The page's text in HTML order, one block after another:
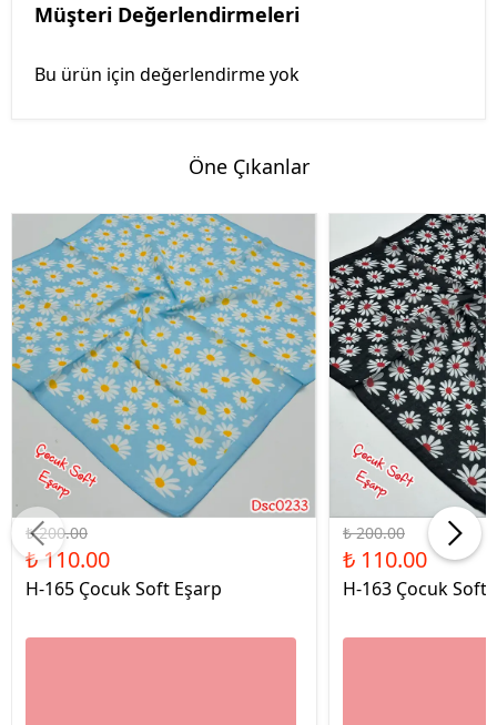
Müşteri Değerlendirmeleri
Bu ürün için değerlendirme yok
Öne Çıkanlar
%45 İndirim
₺ 200.00
₺ 110.00
H-165 Çocuk Soft Eşarp
%45 İndirim
₺ 200.00
₺ 110.00
H-163 Çocuk Soft